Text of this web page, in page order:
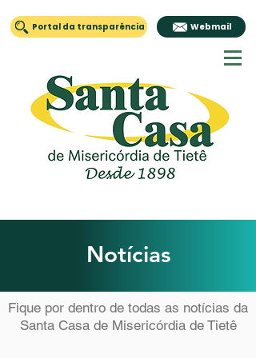
Portal da transparência Webmail
Notícias
Fique por dentro de todas as notícias da
Santa Casa de Misericórdia de Tietê